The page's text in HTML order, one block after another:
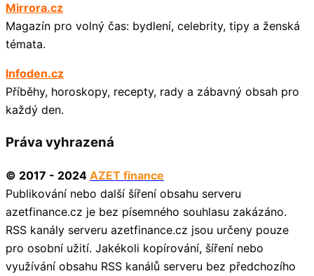
Mirrora.cz
Magazín pro volný čas: bydlení, celebrity, tipy a ženská
témata.
Infoden.cz
Příběhy, horoskopy, recepty, rady a zábavný obsah pro
každý den.
Práva vyhrazená
© 2017 - 2024 AZET finance
Publikování nebo další šíření obsahu serveru
azetfinance.cz je bez písemného souhlasu zakázáno.
RSS kanály serveru azetfinance.cz jsou určeny pouze
pro osobní užití. Jakékoli kopírování, šíření nebo
využívání obsahu RSS kanálů serveru bez předchozího